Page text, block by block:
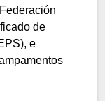
de
e